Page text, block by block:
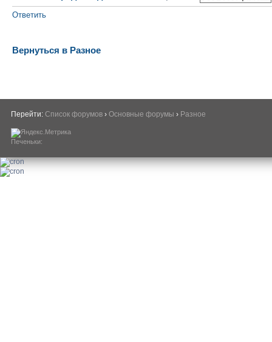
Ответить
Вернуться в Разное
Перейти: Список форумов › Основные форумы › Разное
Печеньки: